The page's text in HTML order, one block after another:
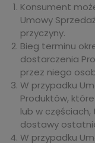
Konsument
Umowy
przyczyny.
Bieg terminu
dostarczenia
przez niego
W przypadku
Produktów,
lub w częściach,
dostawy
W przypadku